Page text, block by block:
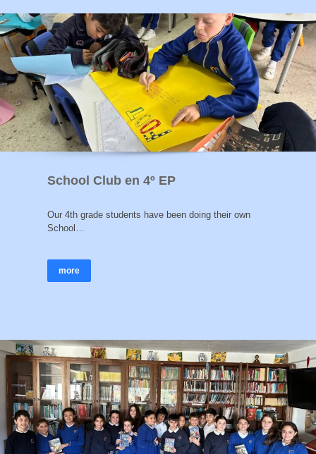
School Club en 4º EP
Our 4th grade students have been doing their own
School…
more